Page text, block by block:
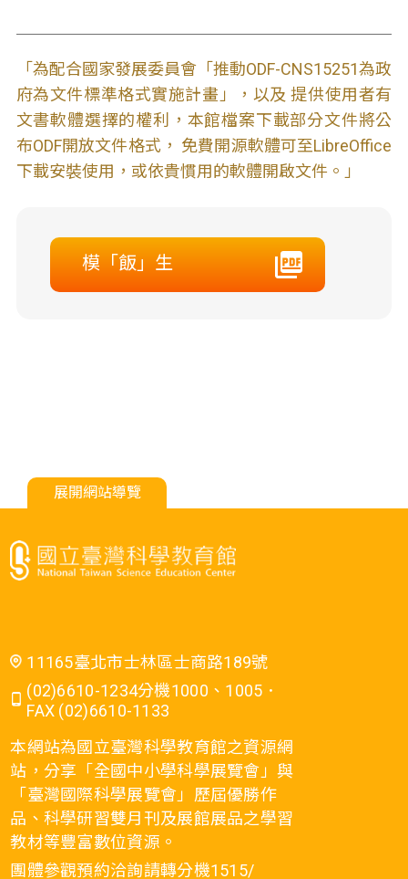
「為配合國家發展委員會「推動ODF-CNS15251為政
府為文件標準格式實施計畫」，以及 提供使用者有
文書軟體選擇的權利，本館檔案下載部分文件將公
布ODF開放文件格式， 免費開源軟體可至LibreOffice
下載安裝使用，或依貴慣用的軟體開啟文件。」
模「飯」生
展開網站導覽
11165臺北市士林區士商路189號
(02)6610-1234分機1000、1005．
FAX (02)6610-1133
本網站為國立臺灣科學教育館之資源網
站，分享「全國中小學科學展覽會」與
「臺灣國際科學展覽會」歷屆優勝作
品、科學研習雙月刊及展館展品之學習
教材等豐富數位資源。
團體參觀預約洽詢請轉分機1515/